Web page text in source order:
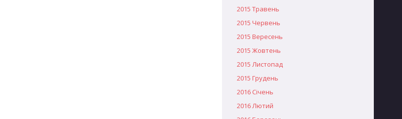
2015 Травень
2015 Червень
2015 Вересень
2015 Жовтень
2015 Листопад
2015 Грудень
2016 Січень
2016 Лютий